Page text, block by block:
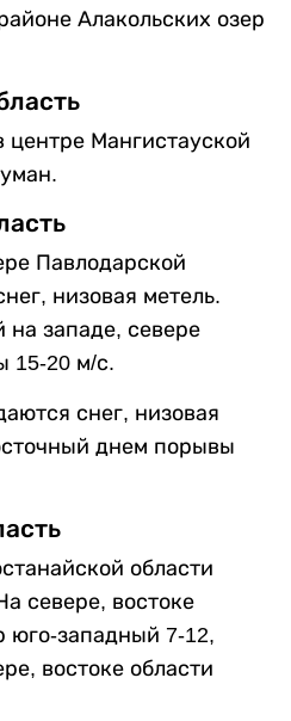
Алакольских озер
центре Мангистауской
Павлодарской
низовая метель.
на западе, севере
15-20 м/с.
снег, низовая
днем порывы
области
севере, востоке
юго-западный 7-12,
востоке области